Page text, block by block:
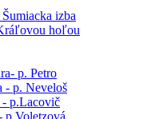
izba
hoľou
p. Petro
- p. Neveloš
- p.Lacovič
p.Voletzová